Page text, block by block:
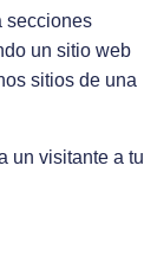
secciones
un sitio web
sitios de una
un visitante a tu